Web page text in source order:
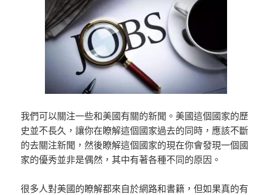
我們可以關注一些和美國有關的新聞。美國這個國家的歷
史並不長久，讓你在瞭解這個國家過去的同時，應該不斷
的去關注新聞，然後瞭解這個國家的現在你會發現一個國
家的優秀並非是偶然，其中有著各種不同的原因。
很多人對美國的瞭解都來自於網路和書籍，但如果真的有